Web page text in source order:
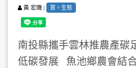
黃 宏璣 | 賞。生態
南投縣攜手雲林推農產碳
低碳發展 魚池鄉農會結